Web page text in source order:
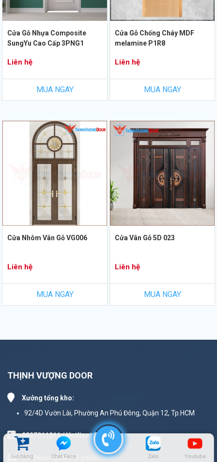
Giỏ hàng Chat Face Zalo Youtube
Cửa Gỗ Nhựa Composite
SungYu Cao Cấp 3PNG1
Liên hệ
MUA NGAY
Cửa Gỗ Chống Cháy MDF
melamine P1R8
Liên hệ
MUA NGAY
Cửa Nhôm Vân Gỗ VG006
Liên hệ
MUA NGAY
Cửa Vân Gỗ 5D 023
Liên hệ
MUA NGAY
THỊNH VƯỢNG DOOR
Xưởng tổng kho:
92/4D Vườn Lài, Phường An Phú Đông, Quận 12, Tp.HCM
0827011011 / Hotline/ Zalo
thinhvuongdoor@gmail.com